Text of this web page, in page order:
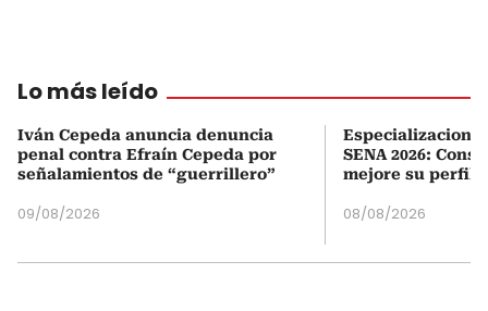
Lo más leído
Iván Cepeda anuncia denuncia
penal contra Efraín Cepeda por
señalamientos de “guerrillero”
09/08/2026
SENA 2026:
mejore su perfil
08/08/2026